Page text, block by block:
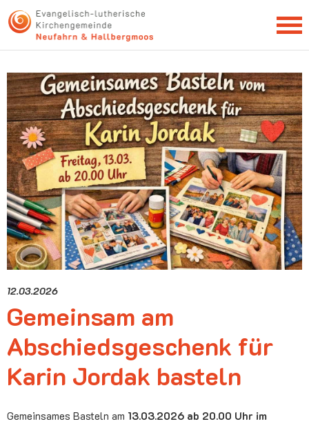
NEWSLETTER
12.03.2026
Gemeinsam am
Abschiedsgeschenk für
Karin Jordak basteln
Gemeinsames Basteln am 13.03.2026 ab 20.00 Uhr im